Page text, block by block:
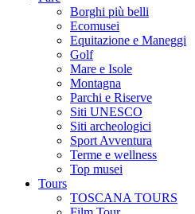
Borghi più belli
Ecomusei
Equitazione e Maneggi
Golf
Mare e Isole
Montagna
Parchi e Riserve
Siti UNESCO
Siti archeologici
Sport Avventura
Terme e wellness
Top musei
Tours
TOSCANA TOURS